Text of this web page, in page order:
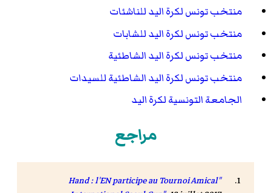
منتخب تونس لكرة اليد للناشئات
منتخب تونس لكرة اليد للشابات
منتخب تونس لكرة اليد الشاطئية
منتخب تونس لكرة اليد الشاطئية للسيدات
الجامعة التونسية لكرة اليد
مراجع
"Hand : l'EN participe au Tournoi Amical